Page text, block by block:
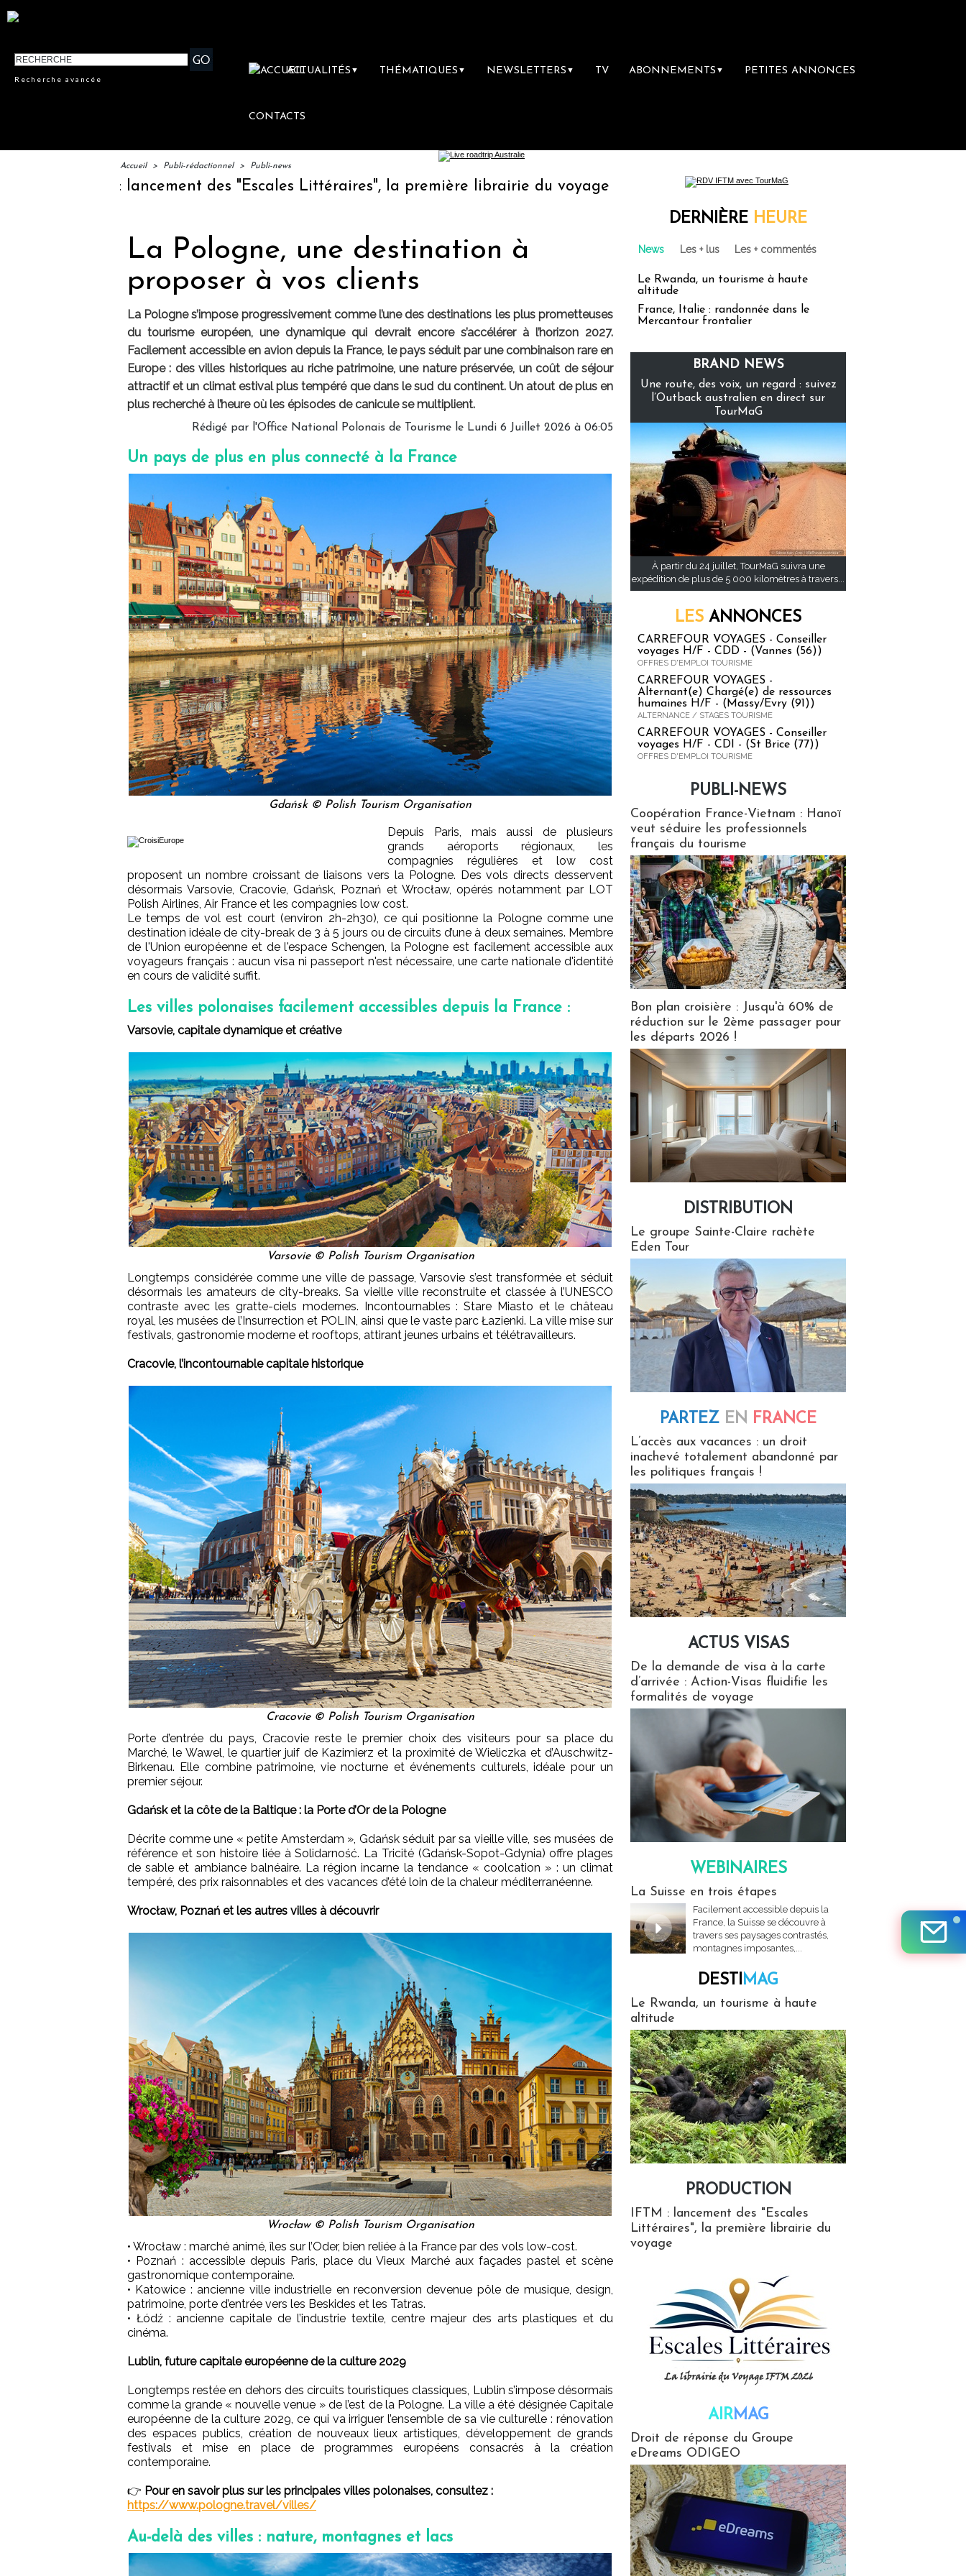
Recherche avancée
ACTUALITÉS ▼ THÉMATIQUES ▼ NEWSLETTERS ▼ TV ABONNEMENTS ▼ PETITES ANNONCES
CONTACTS
Accueil > Publi-rédactionnel > Publi-news
: lancement des "Escales Littéraires", la première librairie du voyage Le groupe Sainte-Claire rachète Eden Tour
La Pologne, une destination à
proposer à vos clients
La Pologne s’impose progressivement comme l’une des destinations les plus prometteuses
du tourisme européen, une dynamique qui devrait encore s’accélérer à l’horizon 2027.
Facilement accessible en avion depuis la France, le pays séduit par une combinaison rare en
Europe : des villes historiques au riche patrimoine, une nature préservée, un coût de séjour
attractif et un climat estival plus tempéré que dans le sud du continent. Un atout de plus en
plus recherché à l’heure où les épisodes de canicule se multiplient.
Rédigé par l'Office National Polonais de Tourisme le Lundi 6 Juillet 2026 à 06:05
Un pays de plus en plus connecté à la France
Gdańsk © Polish Tourism Organisation
Depuis Paris, mais aussi de plusieurs
grands aéroports régionaux, les
compagnies régulières et low cost
proposent un nombre croissant de liaisons vers la Pologne. Des vols directs desservent
désormais Varsovie, Cracovie, Gdańsk, Poznań et Wrocław, opérés notamment par LOT
Polish Airlines, Air France et les compagnies low cost.
Le temps de vol est court (environ 2h-2h30), ce qui positionne la Pologne comme une
destination idéale de city-break de 3 à 5 jours ou de circuits d’une à deux semaines. Membre
de l'Union européenne et de l'espace Schengen, la Pologne est facilement accessible aux
voyageurs français : aucun visa ni passeport n'est nécessaire, une carte nationale d'identité
en cours de validité suffit.
Les villes polonaises facilement accessibles depuis la France :
Varsovie, capitale dynamique et créative
Varsovie © Polish Tourism Organisation
Longtemps considérée comme une ville de passage, Varsovie s’est transformée et séduit
désormais les amateurs de city-breaks. Sa vieille ville reconstruite et classée à l’UNESCO
contraste avec les gratte-ciels modernes. Incontournables : Stare Miasto et le château
royal, les musées de l’Insurrection et POLIN, ainsi que le vaste parc Łazienki. La ville mise sur
festivals, gastronomie moderne et rooftops, attirant jeunes urbains et télétravailleurs.
Cracovie, l’incontournable capitale historique
Cracovie © Polish Tourism Organisation
Porte d’entrée du pays, Cracovie reste le premier choix des visiteurs pour sa place du
Marché, le Wawel, le quartier juif de Kazimierz et la proximité de Wieliczka et d’Auschwitz-
Birkenau. Elle combine patrimoine, vie nocturne et événements culturels, idéale pour un
premier séjour.
Gdańsk et la côte de la Baltique : la Porte d’Or de la Pologne
Décrite comme une « petite Amsterdam », Gdańsk séduit par sa vieille ville, ses musées de
référence et son histoire liée à Solidarność. La Tricité (Gdańsk-Sopot-Gdynia) offre plages
de sable et ambiance balnéaire. La région incarne la tendance « coolcation » : un climat
tempéré, des prix raisonnables et des vacances d’été loin de la chaleur méditerranéenne.
Wrocław, Poznań et les autres villes à découvrir
Wrocław © Polish Tourism Organisation
• Wrocław : marché animé, îles sur l’Oder, bien reliée à la France par des vols low-cost.
• Poznań : accessible depuis Paris, place du Vieux Marché aux façades pastel et scène
gastronomique contemporaine.
• Katowice : ancienne ville industrielle en reconversion devenue pôle de musique, design,
patrimoine, porte d’entrée vers les Beskides et les Tatras.
• Łódź : ancienne capitale de l’industrie textile, centre majeur des arts plastiques et du
cinéma.
Lublin, future capitale européenne de la culture 2029
Longtemps restée en dehors des circuits touristiques classiques, Lublin s’impose désormais
comme la grande « nouvelle venue » de l’est de la Pologne. La ville a été désignée Capitale
européenne de la culture 2029, ce qui va irriguer l’ensemble de sa vie culturelle : rénovation
des espaces publics, création de nouveaux lieux artistiques, développement de grands
festivals et mise en place de programmes européens consacrés à la création
contemporaine.
👉 Pour en savoir plus sur les principales villes polonaises, consultez :
https://www.pologne.travel/villes/
Au-delà des villes : nature, montagnes et lacs
DERNIÈRE HEURE
News Les + lus Les + commentés
Le Rwanda, un tourisme à haute
altitude
France, Italie : randonnée dans le
Mercantour frontalier
BRAND NEWS
Une route, des voix, un regard : suivez
l’Outback australien en direct sur
TourMaG
À partir du 24 juillet, TourMaG suivra une
expédition de plus de 5 000 kilomètres à travers...
LES ANNONCES
CARREFOUR VOYAGES - Conseiller
voyages H/F - CDD - (Vannes (56))
OFFRES D'EMPLOI TOURISME
CARREFOUR VOYAGES -
Alternant(e) Chargé(e) de ressources
humaines H/F - (Massy/Evry (91))
ALTERNANCE / STAGES TOURISME
CARREFOUR VOYAGES - Conseiller
voyages H/F - CDI - (St Brice (77))
OFFRES D'EMPLOI TOURISME
PUBLI-NEWS
Coopération France-Vietnam : Hanoï
veut séduire les professionnels
français du tourisme
Bon plan croisière : Jusqu'à 60% de
réduction sur le 2ème passager pour
les départs 2026 !
DISTRIBUTION
Le groupe Sainte-Claire rachète
Eden Tour
PARTEZ EN FRANCE
L’accès aux vacances : un droit
inachevé totalement abandonné par
les politiques français !
ACTUS VISAS
De la demande de visa à la carte
d’arrivée : Action-Visas fluidifie les
formalités de voyage
WEBINAIRES
La Suisse en trois étapes
Facilement accessible depuis la
France, la Suisse se découvre à
travers ses paysages contrastés,
montagnes imposantes,...
DESTIMAG
Le Rwanda, un tourisme à haute
altitude
PRODUCTION
IFTM : lancement des "Escales
Littéraires", la première librairie du
voyage
AIRMAG
Droit de réponse du Groupe
eDreams ODIGEO